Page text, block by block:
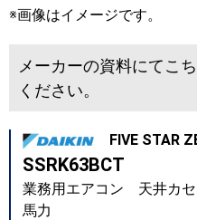
※画像はイメージです。
メーカーの資料にてこ
ください。
FIVE STAR
SSRK63BCT
業務用エアコン 天井カ
馬力